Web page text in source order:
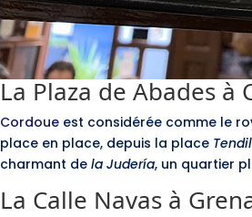
La Plaza de Abades à
Cordoue est considérée comme le
place en place, depuis la place
charmant dela Judería, un quartier
La Calle Navas à